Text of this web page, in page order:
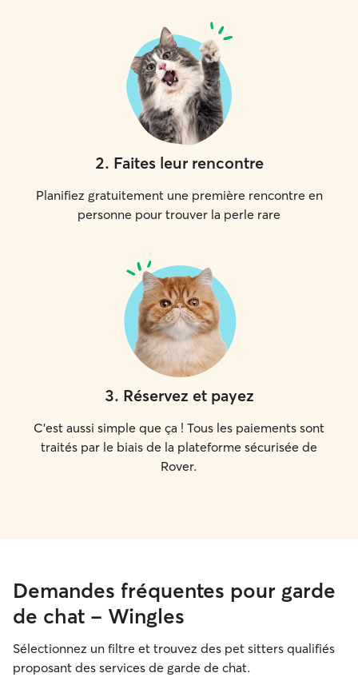
2. Faites leur rencontre
Planifiez gratuitement une première rencontre en
personne pour trouver la perle rare
3. Réservez et payez
C'est aussi simple que ça ! Tous les paiements sont
traités par le biais de la plateforme sécurisée de
Rover.
Demandes fréquentes pour garde
de chat - Wingles
Sélectionnez un filtre et trouvez des pet sitters qualifiés
proposant des services de garde de chat.